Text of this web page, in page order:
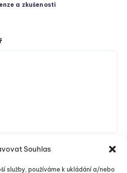
Souhlas
služby, používáme k ukládání a/nebo
a zkušenosti